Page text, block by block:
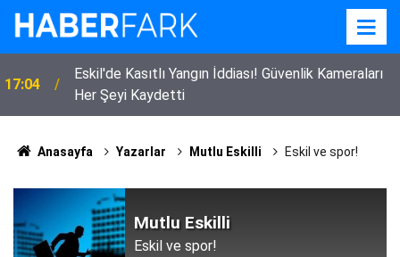
17:04
Eskil'de Kasıtlı Yangın İddiası! Güvenlik Kameraları
Her Şeyi Kaydetti
Anasayfa Yazarlar Mutlu Eskilli Eskil ve spor!
Mutlu Eskilli
Eskil ve spor!